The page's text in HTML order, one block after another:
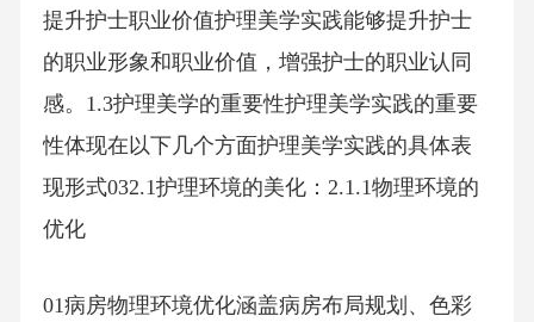
提升护士职业价值护理美学实践能够提升护士
的职业形象和职业价值，增强护士的职业认同
感。1.3护理美学的重要性护理美学实践的重要
性体现在以下几个方面护理美学实践的具体表
现形式032.1护理环境的美化：2.1.1物理环境的
优化
01病房物理环境优化涵盖病房布局规划、色彩